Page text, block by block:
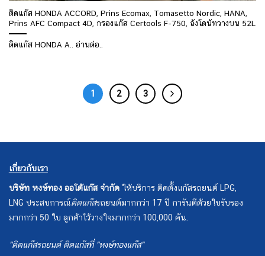
ติดแก๊ส HONDA ACCORD, Prins Ecomax, Tomasetto Nordic, HANA,
Prins AFC Compact 4D, กรองแก๊ส Certools F-750, ถังโดนัทวางบน 52L
ติดแก๊ส HONDA A.. อ่านต่อ..
1 2 3
เกี่ยวกับเรา
บริษัท หงษ์ทอง ออโต้แก๊ส จำกัด ให้บริการ ติดตั้งแก๊สรถยนต์ LPG,
LNG ประสบการณ์ติดแก๊สรถยนต์มากกว่า 17 ปี การันตีด้วยใบรับรอง
มากกว่า 50 ใบ ลูกค้าไว้วางใจมากกว่า 100,000 คัน.
"ติดแก๊สรถยนต์ ติดแก๊สที่ "หงษ์ทองแก๊ส"